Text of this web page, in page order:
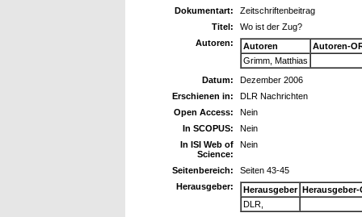
Dokumentart:
Zeitschriftenbeitrag
Titel:
Wo ist der Zug?
Autoren:
Autoren
Autoren-
Grimm, Matthias
Datum:
Dezember 2006
Erschienen in:
DLR Nachrichten
Open Access:
Nein
In SCOPUS:
Nein
In ISI Web of
Science:
Nein
Seitenbereich:
Seiten 43-45
Herausgeber:
Herausgeber Herausgeber-
DLR,